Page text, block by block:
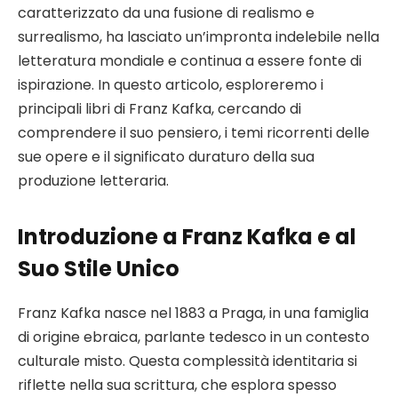
caratterizzato da una fusione di realismo e
surrealismo, ha lasciato un’impronta indelebile nella
letteratura mondiale e continua a essere fonte di
ispirazione. In questo articolo, esploreremo i
principali libri di Franz Kafka, cercando di
comprendere il suo pensiero, i temi ricorrenti delle
sue opere e il significato duraturo della sua
produzione letteraria.
Introduzione a Franz Kafka e al
Suo Stile Unico
Franz Kafka nasce nel 1883 a Praga, in una famiglia
di origine ebraica, parlante tedesco in un contesto
culturale misto. Questa complessità identitaria si
riflette nella sua scrittura, che esplora spesso